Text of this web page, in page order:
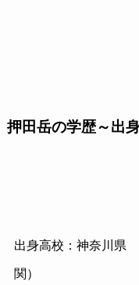
押田岳の学歴～出
出身高校：神奈川県
関）